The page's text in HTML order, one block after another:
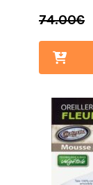
74.00€